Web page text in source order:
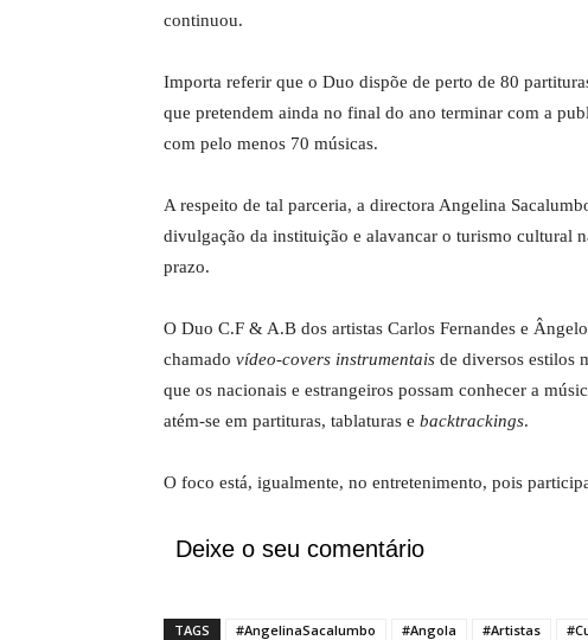
continuou.
Importa referir que o Duo dispõe de perto de 80
que pretendem ainda no final do ano terminar com a
com pelo menos 70 músicas.
A respeito de tal parceria, a directora Angelina
divulgação da instituição e alavancar o turismo cultural
prazo.
O Duo C.F & A.B dos artistas Carlos Fernandes e
chamado vídeo-covers instrumentais de diversos estilos
que os nacionais e estrangeiros possam conhecer a
atém-se em partituras, tablaturas e backtrackings.
O foco está, igualmente, no entretenimento, pois
Deixe o seu comentário
TAGS #AngelinaSacalumbo #Angola #Artistas